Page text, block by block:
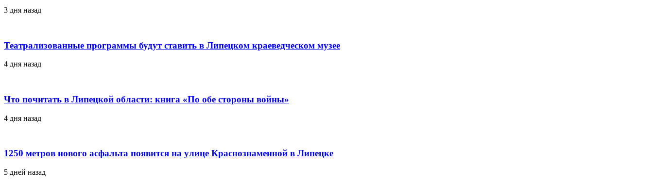
3 дня назад
Театрализованные программы будут ставить в Липецком краеведческом музее
4 дня назад
Что почитать в Липецкой области: книга «По обе стороны войны»
4 дня назад
1250 метров нового асфальта появится на улице Краснознаменной в Липецке
5 дней назад